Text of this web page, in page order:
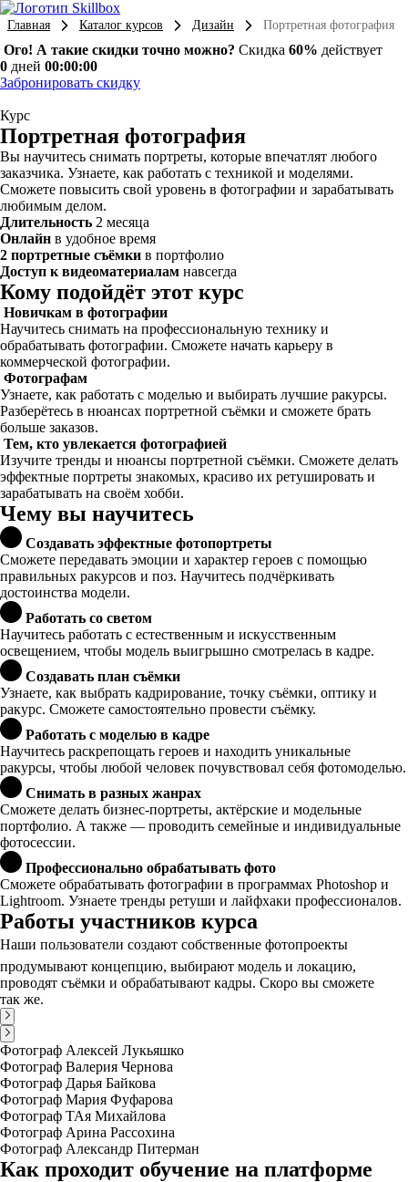
Главная Каталог курсов Дизайн Портретная фотография
Ого! А такие скидки точно можно? Скидка 60% действует
0 дней 00:00:00
Забронировать скидку
Курс
Портретная фотография
Вы научитесь снимать портреты, которые впечатлят любого
заказчика. Узнаете, как работать с техникой и моделями.
Сможете повысить свой уровень в фотографии и зарабатывать
любимым делом.
Длительность 2 месяца
Онлайн в удобное время
2 портретные съёмки в портфолио
Доступ к видеоматериалам навсегда
Кому подойдёт этот курс
Новичкам в фотографии
Научитесь снимать на профессиональную технику и
обрабатывать фотографии. Сможете начать карьеру в
коммерческой фотографии.
Фотографам
Узнаете, как работать с моделью и выбирать лучшие ракурсы.
Разберётесь в нюансах портретной съёмки и сможете брать
больше заказов.
Тем, кто увлекается фотографией
Изучите тренды и нюансы портретной съёмки. Сможете делать
эффектные портреты знакомых, красиво их ретушировать и
зарабатывать на своём хобби.
Чему вы научитесь
Создавать эффектные фотопортреты
Сможете передавать эмоции и характер героев с помощью
правильных ракурсов и поз. Научитесь подчёркивать
достоинства модели.
Работать со светом
Научитесь работать с естественным и искусственным
освещением, чтобы модель выигрышно смотрелась в кадре.
Создавать план съёмки
Узнаете, как выбрать кадрирование, точку съёмки, оптику и
ракурс. Сможете самостоятельно провести съёмку.
Работать с моделью в кадре
Научитесь раскрепощать героев и находить уникальные
ракурсы, чтобы любой человек почувствовал себя фотомоделью.
Снимать в разных жанрах
Сможете делать бизнес-портреты, актёрские и модельные
портфолио. А также — проводить семейные и индивидуальные
фотосессии.
Профессионально обрабатывать фото
Сможете обрабатывать фотографии в программах Photoshop и
Lightroom. Узнаете тренды ретуши и лайфхаки профессионалов.
Работы участников курса
Наши пользователи создают собственные фотопроекты 
продумывают концепцию, выбирают модель и локацию,
проводят съёмки и обрабатывают кадры. Скоро вы сможете
так же.
Фотограф Алексей Лукьяшко
Фотограф Валерия Чернова
Фотограф Дарья Байкова
Фотограф Мария Фуфарова
Фотограф ТАя Михайлова
Фотограф Арина Рассохина
Фотограф Александр Питерман
Как проходит обучение на платформе